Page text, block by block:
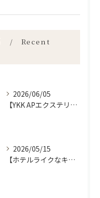
Recent
2026/06/05
【YKK APエクステリアフェア2026】宮崎市で新築•リノベーション| mikiデザインハウス
2026/05/15
【ホテルライクなキッチン空間✨】宮崎市で新築•リノベーション| mikiデザインハウス